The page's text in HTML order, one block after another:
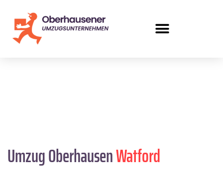
Umzug OberhausenWatford